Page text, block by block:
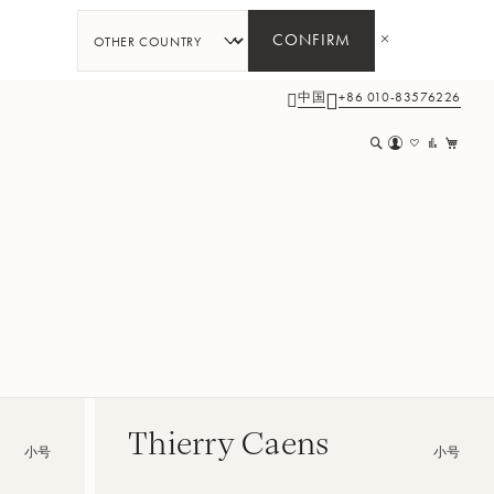
CONFIRM
中国 +86 010-83576226
小号 Thierry Caens 小号